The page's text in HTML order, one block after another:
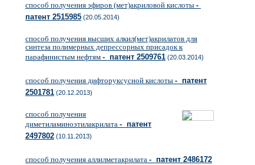
способ получения эфиров (мет)акриловой кислоты -
патент 2515985 (20.05.2014)
способ получения высших алкил(мет)акрилатов для
синтеза полимерных депрессорных присадок к
парафинистым нефтям - патент 2509761 (20.03.2014)
способ получения дифторуксусной кислоты - патент
2501781 (20.12.2013)
способ получения
диметиламиноэтилакрилата - патент
2497802 (10.11.2013)
способ получения аллилметакрилата - патент 2486172